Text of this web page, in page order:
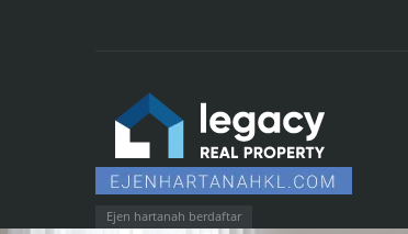
Ejen hartanah berdaftar